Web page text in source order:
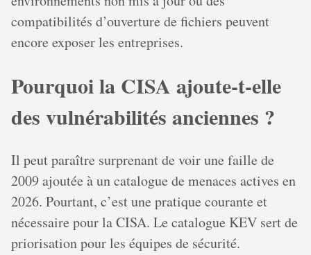
compatibilités d’ouverture de fichiers peuvent
encore exposer les entreprises.
Pourquoi la CISA ajoute-t-elle
des vulnérabilités anciennes ?
Il peut paraître surprenant de voir une faille de
2009 ajoutée à un catalogue de menaces actives en
2026. Pourtant, c’est une pratique courante et
nécessaire pour la CISA. Le catalogue KEV sert de
priorisation pour les équipes de sécurité.